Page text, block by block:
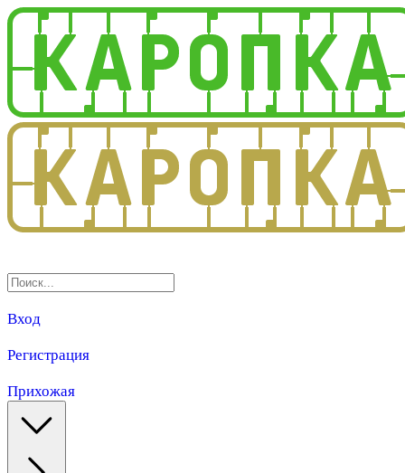
Вход
Регистрация
Прихожая